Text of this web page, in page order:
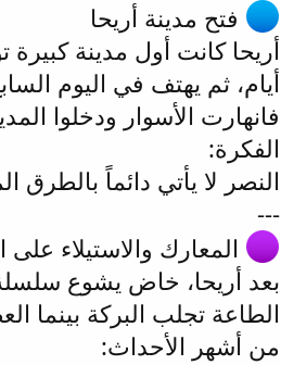
فتح مدينة أريحا
أريحا كانت أول مدينة
أيام، ثم يهتف في اليوم
فانهارت الأسوار ودخلوا
الفكرة:
النصر لا يأتي دائماً بالطرق
---
المعارك والاستيلاء
بعد أريحا، خاض يشوع
الطاعة تجلب البركة بينما
من أشهر الأحداث: